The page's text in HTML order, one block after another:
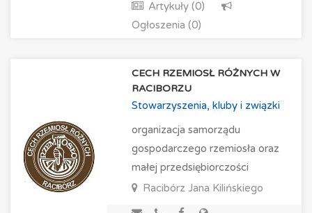
Artykuły (0)
Ogłoszenia (0)
CECH RZEMIOSŁ RÓŻNYCH W
RACIBORZU
Stowarzyszenia, kluby i związki
organizacja samorządu
gospodarczego rzemiosła oraz
małej przedsiębiorczości
Racibórz Jana Kilińskiego